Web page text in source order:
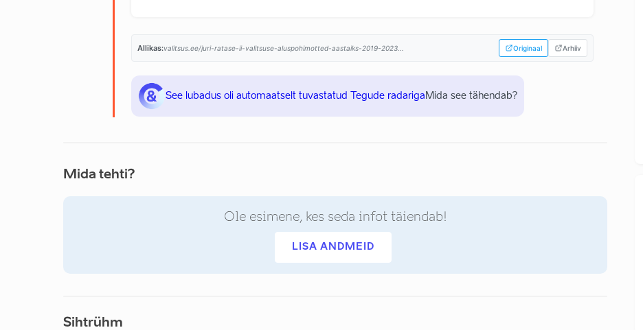
Allikas:valitsus.ee/juri-ratase-ii-valitsuse-aluspohimotted-aastaiks-2019-2023... Originaal Arhiiv
See lubadus oli automaatselt tuvastatud Tegude radariga Mida see tähendab?
Mida tehti?
Ole esimene, kes seda infot täiendab!
LISA ANDMEID
Sihtrühm